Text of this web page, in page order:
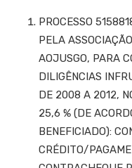
PROCESSO
PELA
AOJUSGO, PARA
DILIGÊNCIAS
DE 2008 A 2012,
25,6 % (DE
BENEFICIADO):
CRÉDITO/